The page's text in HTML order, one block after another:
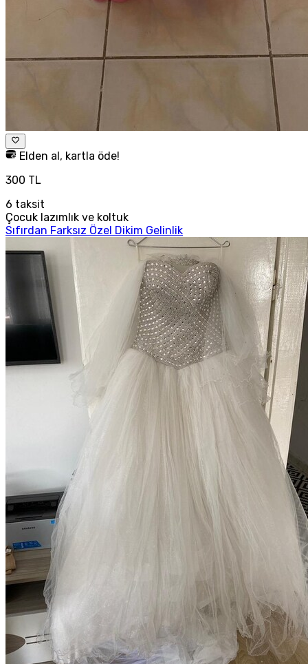
Elden al, kartla öde!
300 TL
6 taksit
Çocuk lazımlık ve koltuk
Sıfırdan Farksız Özel Dikim Gelinlik